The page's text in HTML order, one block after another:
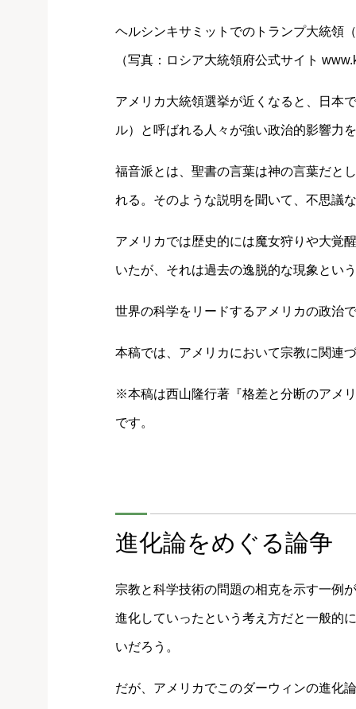
ヘルシンキサミットでのトランプ大統領
（写真：ロシア大統領府公式サイト
アメリカ大統領選挙が近くなると、日本
ル）と呼ばれる人々が強い政治的影響力
福音派とは、聖書の言葉は神の言葉だと
れる。そのような説明を聞いて、不思議
アメリカでは歴史的には魔女狩りや大覚
いたが、それは過去の逸脱的な現象とい
世界の科学をリードするアメリカの政治
本稿では、アメリカにおいて宗教に関連
※本稿は西山隆行著『格差と分断のアメ
です。
進化論をめぐる論争
宗教と科学技術の問題の相克を示す一例
進化していったという考え方だと一般的
いだろう。
だが、アメリカでこのダーウィンの進化